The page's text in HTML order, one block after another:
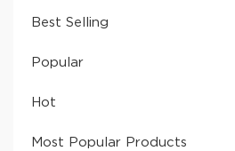
Best Selling
Popular
Hot
Most Popular Products